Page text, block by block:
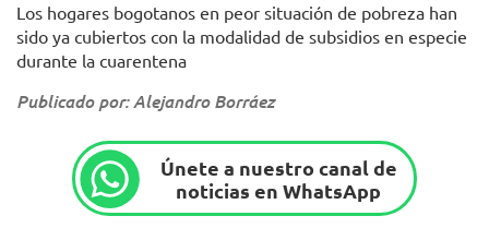
Los hogares bogotanos en peor situación de pobreza han
sido ya cubiertos con la modalidad de subsidios en especie
durante la cuarentena
Publicado por: Alejandro Borráez
Únete a nuestro canal de
noticias en WhatsApp